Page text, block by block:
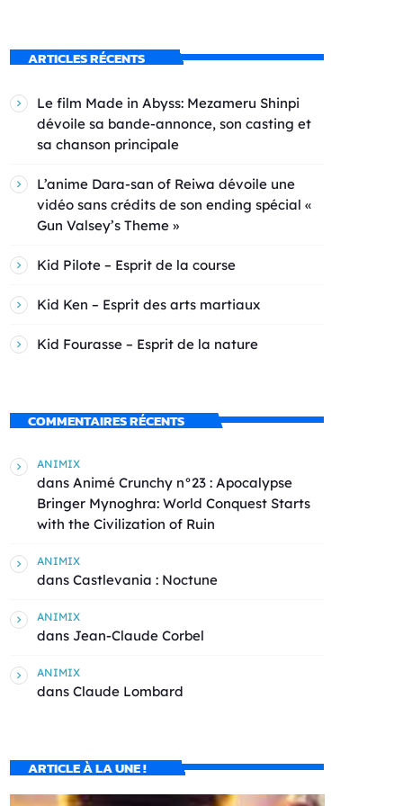
ARTICLES RÉCENTS
Le film Made in Abyss: Mezameru Shinpi
dévoile sa bande-annonce, son casting et
sa chanson principale
L’anime Dara-san of Reiwa dévoile une
vidéo sans crédits de son ending spécial «
Gun Valsey’s Theme »
Kid Pilote – Esprit de la course
Kid Ken – Esprit des arts martiaux
Kid Fourasse – Esprit de la nature
COMMENTAIRES RÉCENTS
ANIMIX
dans Animé Crunchy n°23 : Apocalypse
Bringer Mynoghra: World Conquest Starts
with the Civilization of Ruin
ANIMIX
dans Castlevania : Noctune
ANIMIX
dans Jean-Claude Corbel
ANIMIX
dans Claude Lombard
ARTICLE À LA UNE !